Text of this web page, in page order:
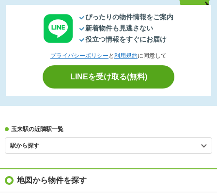
ぴったりの物件情報をご案内
新着物件も見逃さない
役立つ情報をすぐにお届け
プライバシーポリシー と 利用規約に同意して
LINEを受け取る(無料)
玉来駅の近隣駅一覧
駅から探す
地図から物件を探す